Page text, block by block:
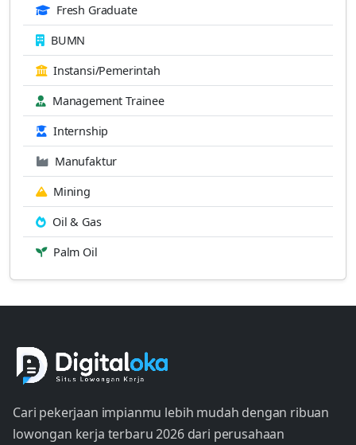
Fresh Graduate
BUMN
Instansi/Pemerintah
Management Trainee
Internship
Manufaktur
Mining
Oil & Gas
Palm Oil
Cari pekerjaan impianmu lebih mudah dengan ribuan
lowongan kerja terbaru 2026 dari perusahaan